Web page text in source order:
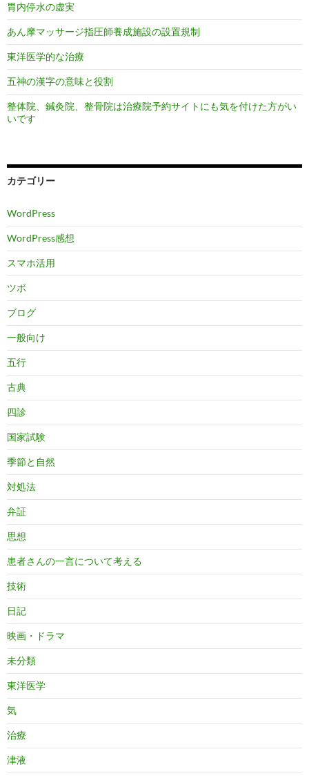
胃内停水の虚実
あん摩マッサージ指圧師養成施設の設置規制
東洋医学的な治療
五神の漢字の意味と役割
整体院、鍼灸院、整骨院は治療院予約サイトにも気を付けた方がい
いです
カテゴリー
WordPress
WordPress感想
スマホ活用
ツボ
ブログ
一般向け
五行
古典
四診
国家試験
季節と自然
対処法
弁証
思想
患者さんの一言について考える
技術
日記
映画・ドラマ
未分類
東洋医学
気
治療
津液